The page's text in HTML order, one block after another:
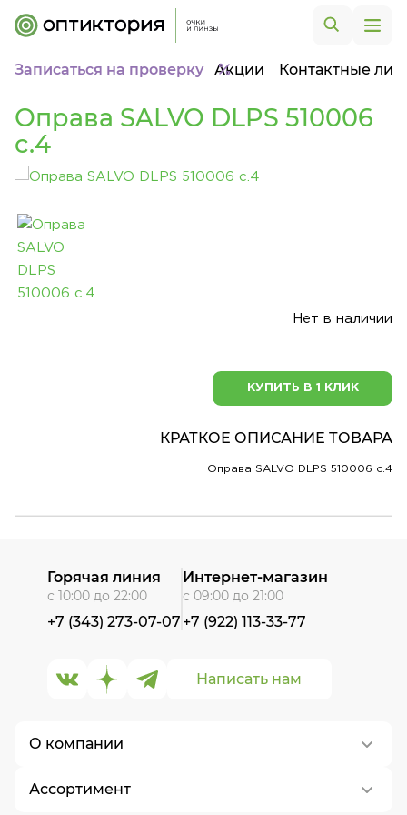
Записаться на проверку Акции Контактные
Оправа SALVO DLPS 510006
c.4
Нет в наличии
КУПИТЬ В 1 КЛИК
КРАТКОЕ ОПИСАНИЕ ТОВАРА
Оправа SALVO DLPS 510006 c.4
О компании
О нас
Ассортимент
Написать нам
Горячая линия
с 10:00 до 22:00
+7 (343) 273-07-07
Интернет-магазин
с 09:00 до 21:00
+7 (922) 113-33-77